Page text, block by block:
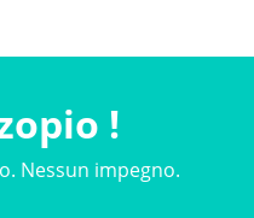
!
Nessun impegno.